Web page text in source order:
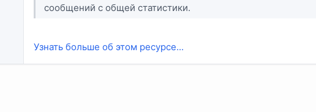
сообщений с общей статистики.
Узнать больше об этом ресурсе...